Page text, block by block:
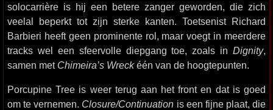
solocarrière is hij een betere zanger geworden, die zich
veelal beperkt tot zijn sterke kanten. Toetsenist Richard
Barbieri heeft geen prominente rol, maar voegt in meerdere
tracks wel een sfeervolle diepgang toe, zoals in Dignity,
samen met Chimeira’s Wreckéén van de hoogtepunten.
Porcupine Tree is weer terug aan het front en dat is goed
om te vernemen. Closure/Continuation is een fijne plaat, die